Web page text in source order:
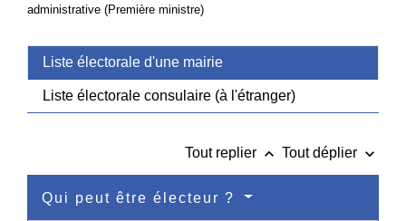
administrative (Première ministre)
Liste électorale d'une mairie
Liste électorale consulaire (à l'étranger)
Tout replier keyboard_arrow_up Tout déplier keyboard_arrow_down
Qui peut être électeur ?